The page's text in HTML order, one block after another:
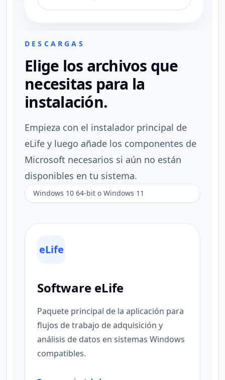
DESCARGAS
Elige los archivos que
necesitas para la
instalación.
Empieza con el instalador principal de
eLife y luego añade los componentes de
Microsoft necesarios si aún no están
disponibles en tu sistema.
Windows 10 64-bit o Windows 11
eLife
Software eLife
Paquete principal de la aplicación para
flujos de trabajo de adquisición y
análisis de datos en sistemas Windows
compatibles.